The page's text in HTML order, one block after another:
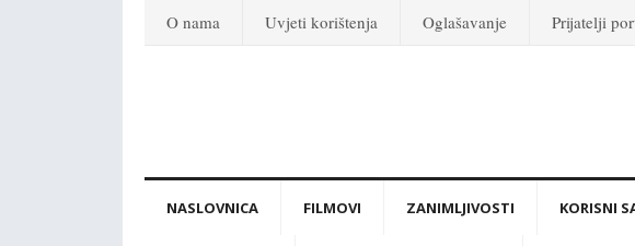
O nama Uvjeti korištenja Oglašavanje Prijatelji
NASLOVNICA FILMOVI ZANIMLJIVOSTI KORISNI